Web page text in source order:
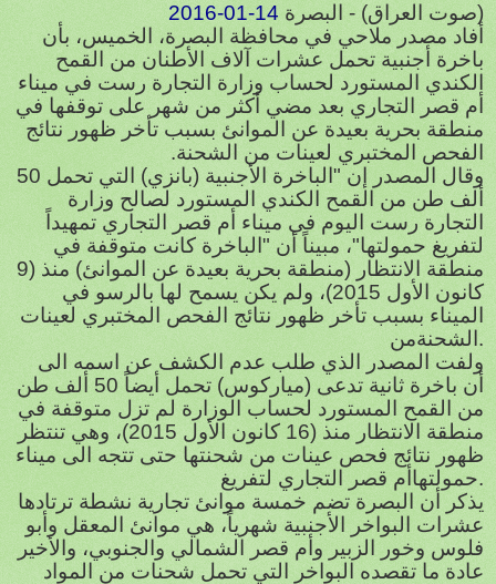
2016-01-14 (صوت العراق) - البصرة
أفاد مصدر ملاحي في محافظة البصرة، الخميس، بأن
باخرة أجنبية تحمل عشرات آلاف الأطنان من القمح
الكندي المستورد لحساب وزارة التجارة رست في ميناء
أم قصر التجاري بعد مضي أكثر من شهر على توقفها في
منطقة بحرية بعيدة عن الموانئ بسبب تأخر ظهور نتائج
الفحص المختبري لعينات من الشحنة.
وقال المصدر إن "الباخرة الأجنبية (بانزي) التي تحمل 50
ألف طن من القمح الكندي المستورد لصالح وزارة
التجارة رست اليوم في ميناء أم قصر التجاري تمهيداً
لتفريغ حمولتها"، مبيناً أن "الباخرة كانت متوقفة في
منطقة الانتظار (منطقة بحرية بعيدة عن الموانئ) منذ (9
كانون الأول 2015)، ولم يكن يسمح لها بالرسو في
الميناء بسبب تأخر ظهور نتائج الفحص المختبري لعينات
منالشحنة .
ولفت المصدر الذي طلب عدم الكشف عن اسمه الى
أن باخرة ثانية تدعى (مياركوس) تحمل أيضاً 50 ألف طن
من القمح المستورد لحساب الوزارة لم تزل متوقفة في
منطقة الانتظار منذ (16 كانون الأول 2015)، وهي تنتظر
ظهور نتائج فحص عينات من شحنتها حتى تتجه الى ميناء
أم قصر التجاري لتفريغ حمولتها.
يذكر أن البصرة تضم خمسة موانئ تجارية نشطة ترتادها
عشرات البواخر الأجنبية شهرياً، هي موانئ المعقل وأبو
فلوس وخور الزبير وأم قصر الشمالي والجنوبي، والأخير
عادة ما تقصده البواخر التي تحمل شحنات من المواد